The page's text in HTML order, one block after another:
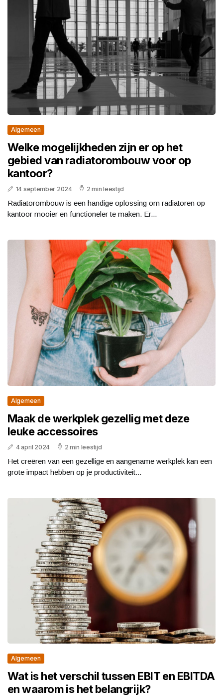
Algemeen
Welke mogelijkheden zijn er op het
gebied van radiatorombouw voor op
kantoor?
14 september 2024 2 min leestijd
Radiatorombouw is een handige oplossing om radiatoren op
kantoor mooier en functioneler te maken. Er...
Algemeen
Maak de werkplek gezellig met deze
leuke accessoires
4 april 2024 2 min leestijd
Het creëren van een gezellige en aangename werkplek kan een
grote impact hebben op je productiviteit...
Algemeen
Wat is het verschil tussen EBIT en EBITDA
en waarom is het belangrijk?